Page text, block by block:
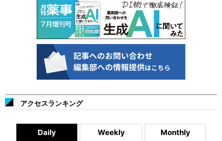
アクセスランキング
Daily Weekly Monthly